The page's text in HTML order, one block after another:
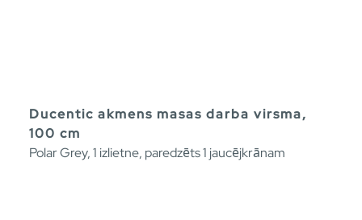
Ducentic akmens masas darba virsma,
100 cm
Polar Grey, 1 izlietne, paredzēts 1 jaucējkrānam